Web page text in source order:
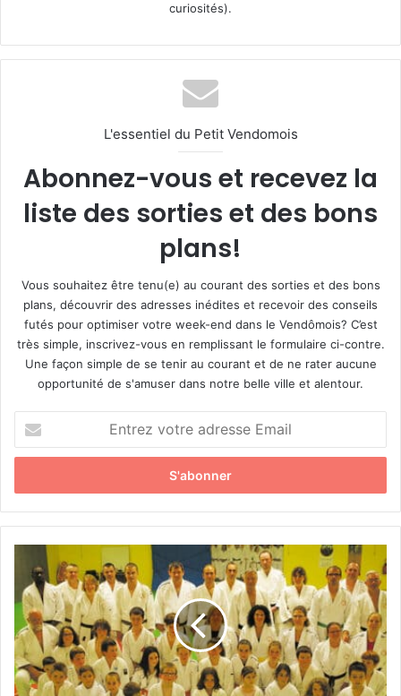
curiosités).
L'essentiel du Petit Vendomois
Abonnez-vous et recevez la
liste des sorties et des bons
plans!
Vous souhaitez être tenu(e) au courant des sorties et des bons
plans, découvrir des adresses inédites et recevoir des conseils
futés pour optimiser votre week-end dans le Vendômois? C’est
très simple, inscrivez-vous en remplissant le formulaire ci-contre.
Une façon simple de se tenir au courant et de ne rater aucune
opportunité de s'amuser dans notre belle ville et alentour.
t
e
z
e
a
d
r
e
d
l
e
j